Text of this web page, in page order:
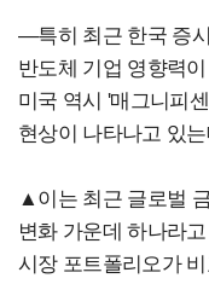
―특히 최근 한국 증
반도체 기업 영향력
미국 역시 '매그니피
현상이 나타나고 있
▲이는 최근 글로벌
변화 가운데 하나라
시장 포트폴리오가